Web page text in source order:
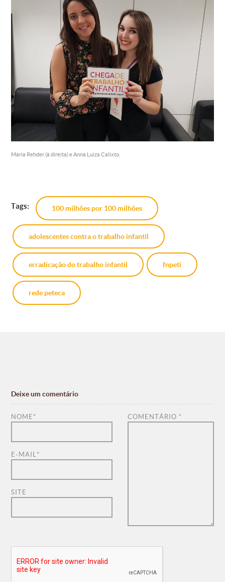
Maria Rehder (à direita) e Anna Luiza Calixto.
Tags: 100 milhões por 100 milhões
adolescentes contra o trabalho infantil
erradicação do trabalho infantil fnpeti
rede peteca
Deixe um comentário
COMENTÁRIO *
NOME *
E-MAIL *
SITE